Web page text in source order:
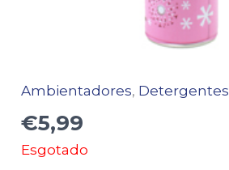
Ambientadores, Detergentes
€5,99
Esgotado